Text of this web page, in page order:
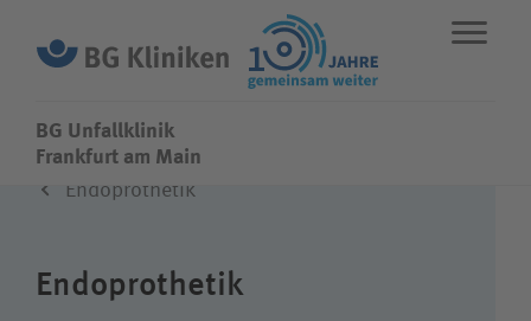
BG Unfallklinik
Fachbereiche
BG Unfallklinik
Frankfurt am Main
Endo­prothetik
Endo­prothetik